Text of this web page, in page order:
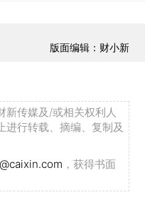
救灾、群众转移避险
发现、早处置。
抗洪的同时，要全
力。各地要针对抗洪
上城市地下综合管廊
版面编辑：财小新
新传媒及/或相关权利人
进行转载、摘编、复制及
，获得书面